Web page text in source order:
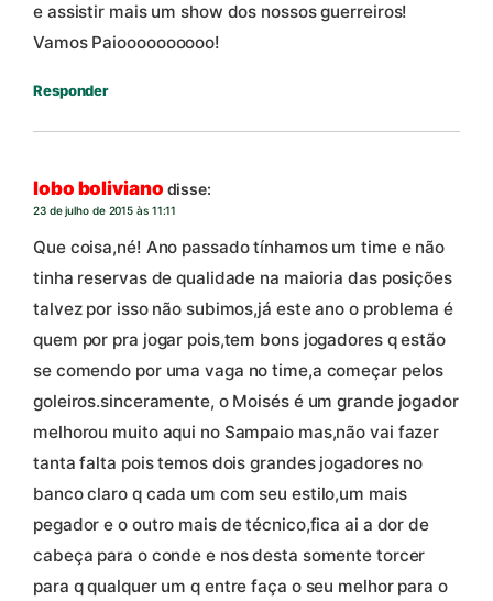
e assistir mais um show dos nossos guerreiros!
Vamos Paioooooooooo!
Responder
lobo boliviano disse:
23 de julho de 2015 às 11:11
Que coisa,né! Ano passado tínhamos um time e não
tinha reservas de qualidade na maioria das posições
talvez por isso não subimos,já este ano o problema é
quem por pra jogar pois,tem bons jogadores q estão
se comendo por uma vaga no time,a começar pelos
goleiros.sinceramente, o Moisés é um grande jogador
melhorou muito aqui no Sampaio mas,não vai fazer
tanta falta pois temos dois grandes jogadores no
banco claro q cada um com seu estilo,um mais
pegador e o outro mais de técnico,fica ai a dor de
cabeça para o conde e nos desta somente torcer
para q qualquer um q entre faça o seu melhor para o